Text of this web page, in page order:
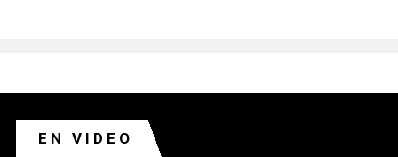
EN VIDEO